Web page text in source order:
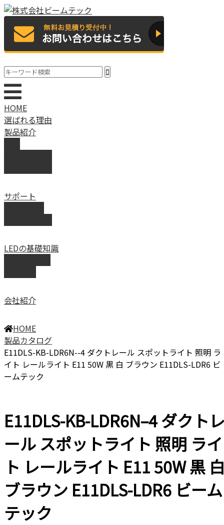
HOME
選ばれる理由
製品紹介
サポート
LEDの基礎知識
会社紹介
HOME
製品カタログ
E11DLS-KB-LDR6N--4 ダクトレール スポットライト 照明 ラ
イト レールライト E11 50W 黒 白 ブラウン E11DLS-LDR6 ビ
ームテック
E11DLS-KB-LDR6N–4 ダクト
ール スポットライト 照明 ライ
ト レールライト E11 50W 黒
ブラウン E11DLS-LDR6 ビーム
テック